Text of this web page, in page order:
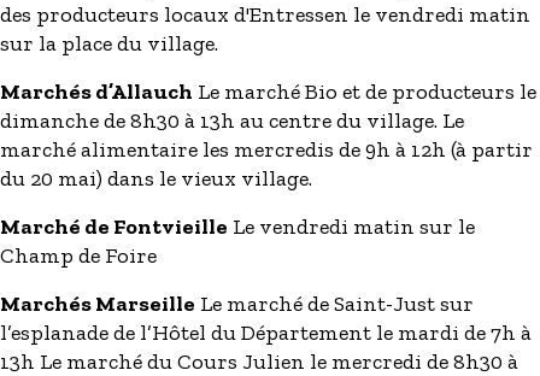
des producteurs locaux d'Entressen le vendredi matin
sur la place du village.
Marchés d’Allauch Le marché Bio et de producteurs le
dimanche de 8h30 à 13h au centre du village. Le
marché alimentaire les mercredis de 9h à 12h (à partir
du 20 mai) dans le vieux village.
Marché de Fontvieille Le vendredi matin sur le
Champ de Foire
Marchés Marseille Le marché de Saint-Just sur
l’esplanade de l’Hôtel du Département le mardi de 7h à
13h Le marché du Cours Julien le mercredi de 8h30 à